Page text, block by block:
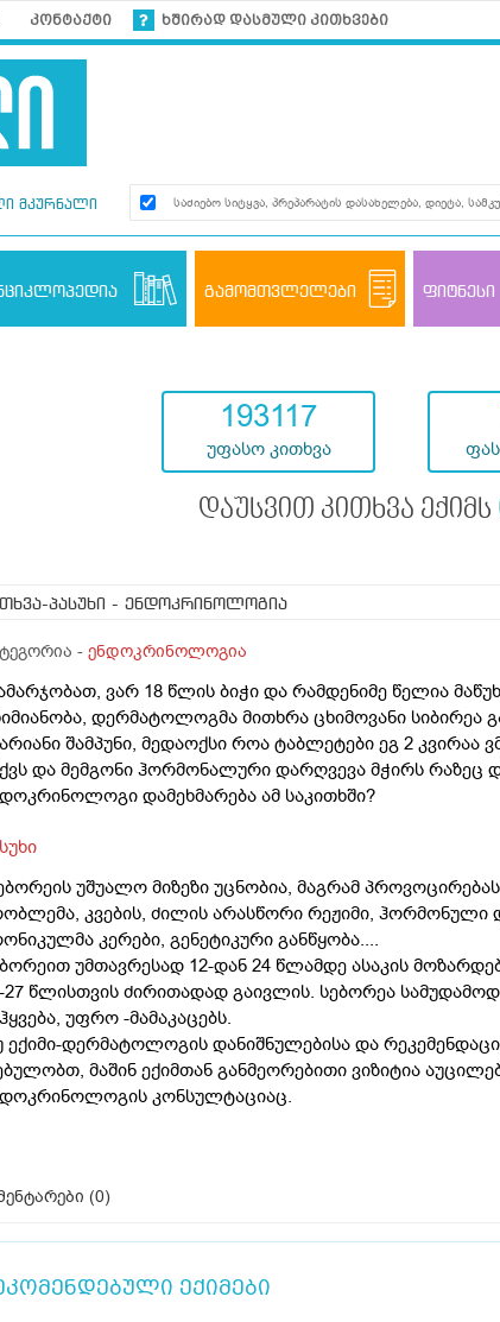
კონტაქტი ხშირად დასმული კითხვები
მკურნალი
გამომთვლელები ფიტნესი
193117
უფასო კითხვა
დაუსვით კითხვა ექიმს
პასუხი - ენდოკრინოლოგია
- ენდოკრინოლოგია
ვარ 18 წლის ბიჭი და რამდენიმე წელია
დერმატოლოგმა მითხრა ცხიმოვანი სიბირეა
შამპუნი, მედაოქსი როა ტაბლეტები ეგ 2
და მემგონი ჰორმონალური დარღვევა მჭირს
დამეხმარება ამ საკითხში?
უშუალო მიზეზი უცნობია, მაგრამ
კვების, ძილის არასწორი რეჟიმი, ჰორმონული
კერები, გენეტიკური განწყობა....
უმთავრესად 12-დან 24 წლამდე ასაკის
27 წლისთვის ძირითადად გაივლის. სებორეა
უფრო -მამაკაცებს.
ექიმი-დერმატოლოგის დანიშნულებისა და
მაშინ ექიმთან განმეორებითი ვიზიტია
კონსულტაციაც.
(0)
ექიმები